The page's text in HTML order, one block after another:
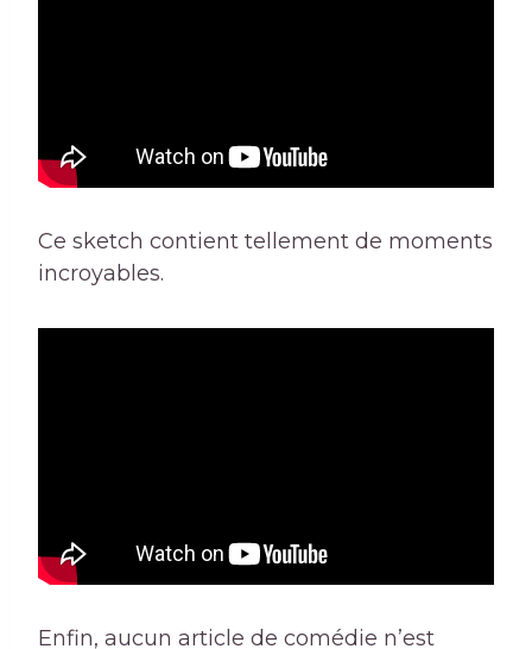
Ce sketch contient tellement de moments
incroyables.
Enfin, aucun article de comédie n’est